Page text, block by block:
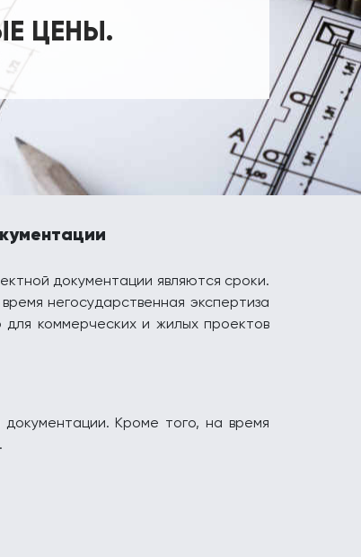
ЦЕНЫ.
документации являются сроки.
негосударственная экспертиза
коммерческих и жилых проектов
Кроме того, на время